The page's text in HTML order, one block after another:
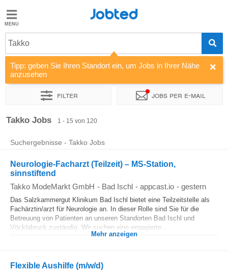
Jobted
Jobs
Gehalt
Jobted
Takko
Tipp: geben Sie Ihren Standort ein, um Jobs in Ihrer Nähe
anzusehen
Filter Jobs per e-mail
Sortieren nach Unternehmen
Takko Jobs 1 - 15 von 120
Suchergebnisse - Takko Jobs
Neurologie-Facharzt (Teilzeit) – MS-Station,
sinnstiftend
Takko ModeMarkt GmbH - Bad Ischl - appcast.io - gestern
Das Salzkammergut Klinikum Bad Ischl bietet eine Teilzeitstelle als
Fachärztin/arzt für Neurologie an. In dieser Rolle sind Sie für die
Betreuung von Patienten an unseren Standorten Bad Ischl und
Vöcklabruck zuständig. Wir suchen eine engagierte...
Mehr anzeigen
Flexible Aushilfe (m/w/d)